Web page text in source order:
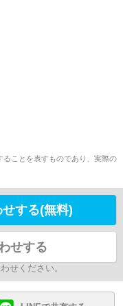
ことを表すものであり、実際の
する(無料)
せする
せください。